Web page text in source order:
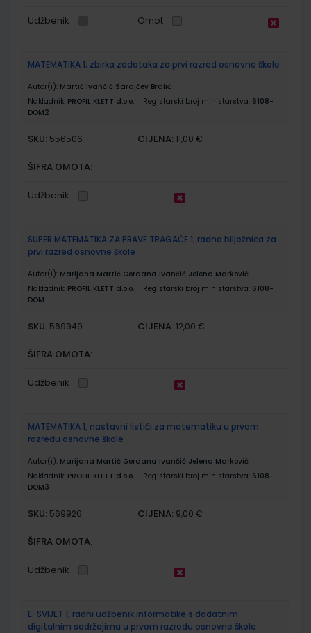
Udžbenik Omot
MATEMATIKA 1; zbirka zadataka za prvi razred osnovne škole
Autor(i): Martić Ivančić Sarajčev Bralić
Nakladnik: PROFIL KLETT d.o.o. Registarski broj ministarstva: 6108-
DOM2
SKU: 556506 CIJENA: 11,00 €
ŠIFRA OMOTA:
Udžbenik
SUPER MATEMATIKA ZA PRAVE TRAGAČE 1; radna bilježnica za
prvi razred osnovne škole
Autor(i): Marijana Martić Gordana Ivančić Jelena Marković
Nakladnik: PROFIL KLETT d.o.o. Registarski broj ministarstva: 6108-
DOM
SKU: 569949 CIJENA: 12,00 €
ŠIFRA OMOTA:
Udžbenik
MATEMATIKA 1, nastavni listići za matematiku u prvom
razredu osnovne škole
Autor(i): Marijana Martić Gordana Ivančić Jelena Marković
Nakladnik: PROFIL KLETT d.o.o. Registarski broj ministarstva: 6108-
DOM3
SKU: 569926 CIJENA: 9,00 €
ŠIFRA OMOTA:
Udžbenik
E-SVIJET 1; radni udžbenik informatike s dodatnim
digitalnim sadržajima u prvom razredu osnovne škole